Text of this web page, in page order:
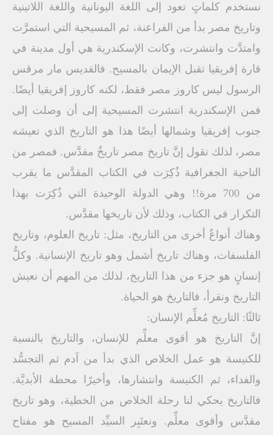
نستخدم كلماتٍ تعود إلى اللغة اليونانية واللغة اللاتينية
وتاريخ مصر بدأ من الفراعنة، ثم المسيحية التي استمرَّت
وامتدَّت وانتشرت، وكانت الإسكندرية هي أول مدينة في
قارة إفريقيا تقبل الإيمان بالمسيح. فالقديس مار مرقس
الرسول ليس كاروز مصر فقط، لكنه كاروز إفريقيا أيضًا.
فمن الإسكندرية انتشرت المسيحية إلى أن وصلت إلى
جنوب إفريقيا وشمالها أيضًا هذا هو التاريخ الذي تعيشه
مصر، لذلك نقول إنَّ تاريخ مصر تاريخٌ مقدَّس. فمصر من
الناحية الجغرافية ذُكِرَت في الكتاب المقدَّس ما يقرب
من 700 مرة!! وهي الدولة الوحيدة التي ذُكِرَت بهذا
التكرار في الكتاب، وذلك لأن تاريخها مقدَّس.
وهناك أنواعٌ أخرى من التاريخ، مثل: تاريخ العلوم، وتاريخ
الفلسفات، وهناك تاريخ أشمل وهو تاريخ الإنسانية. وكلُّ
إنسانٍ هو جزء من هذا التاريخ، لذلك من المهم أن نعيش
التاريخ ونقرأ، فالتاريخ هو الحياة.
ثالثًا: التاريخ مُعلِّم الإنسان:
إنَّ التاريخ هو أقوى معلِّم للإنسان، والتاريخ بالنسبة
للكنيسة هو عمل الخلاص الذي بدأ من آدم ثم التجسُّد
والفداء، ثم الكنيسة وانتشارها، وأخيرًا محطة الأبديَّة.
فالتاريخ يحكي لنا رحلة الخلاص من الخطية، وهو تاريخ
مقدَّس وأقوى معلِّم. ونعتَبِر السيِّد المسيح هو مفتاح